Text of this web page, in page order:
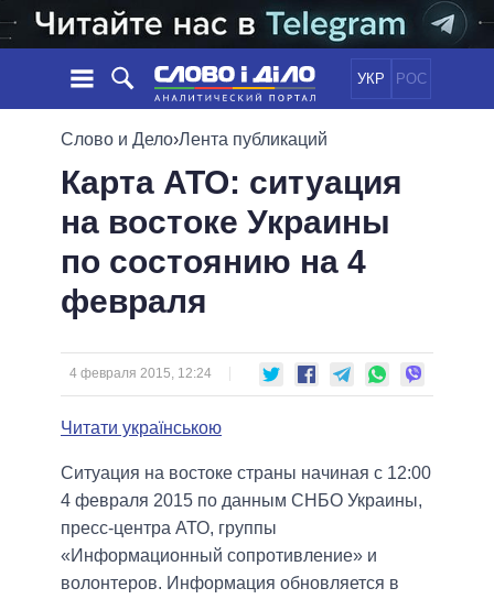
УКР РОС
НОВОСТИ
ЛЕНТА
СОБЫТИЯ
СТАТЬИ
ОБЗОРЫ
ДАЙДЖЕСТЫ
ПОЛИТИКА
ЭКОНОМИКА
ОБЩЕСТВО
ОБЕЩАНИЯ
ПОЛИТИКИ
ПРЕЗИДЕНТ И ОФИС
ВЕРХОВНАЯ РАДА
КАБИНЕТ МИНИСТРОВ
ВСЕ ПЕРСОНЫ
ПОДДЕРЖАТЬ
СРАВНЕНИЕ ПОЛИТИКОВ
Слово и Дело›Лента публикаций
Карта АТО: ситуация
на востоке Украины
по состоянию на 4
февраля
4 февраля 2015, 12:24
Читати українською
Ситуация на востоке страны начиная с 12:00
4 февраля 2015 по данным СНБО Украины,
пресс-центра АТО, группы
«Информационный сопротивление» и
волонтеров. Информация обновляется в